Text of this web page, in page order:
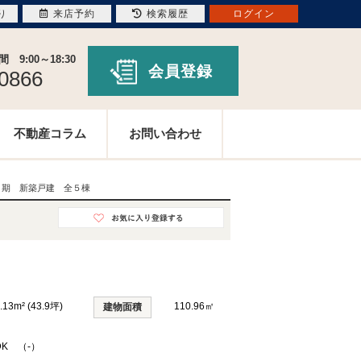
9:00～18:30
会員登録
不動産コラム お問い合わせ
期 新築戸建 全５棟
(43.9坪) 建物面積 110.96㎡
（-）
来店予約 検索履歴 ログイン